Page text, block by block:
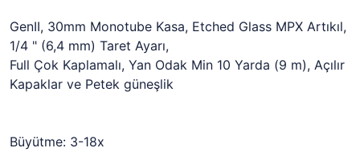
GenII, 30mm Monotube Kasa, Etched Glass MPX Artıkıl,
1/4 " (6,4 mm) Taret Ayarı,
Full Çok Kaplamalı, Yan Odak Min 10 Yarda (9 m), Açılır
Kapaklar ve Petek güneşlik
Büyütme: 3-18x